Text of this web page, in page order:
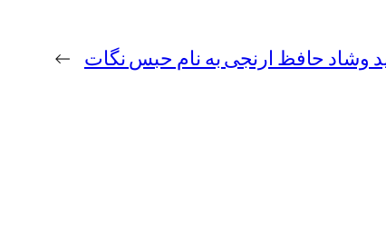
وشاد حافظ ارنجی به نام حبس نگات →